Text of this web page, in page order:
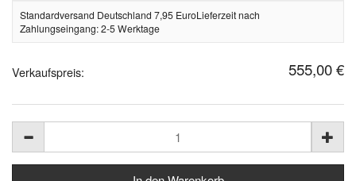
Standardversand Deutschland 7,95 EuroLieferzeit nach
Zahlungseingang: 2-5 Werktage
Verkaufspreis: 555,00 €